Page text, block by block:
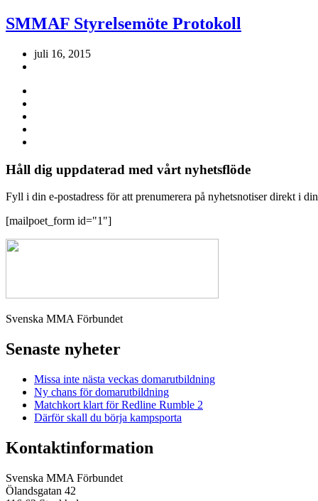
SMMAF Styrelsemöte Protokoll
juli 16, 2015
Håll dig uppdaterad med vårt nyhetsflöde
Fyll i din e-postadress för att prenumerera på nyhetsnotiser direkt i
[mailpoet_form id="1"]
Svenska MMA Förbundet
Senaste nyheter
Missa inte nästa veckas domarutbildning
Ny chans för domarutbildning
Matchkort klart för Redline Rumble 2
Därför skall du börja kampsporta
Kontaktinformation
Svenska MMA Förbundet
Ölandsgatan 42